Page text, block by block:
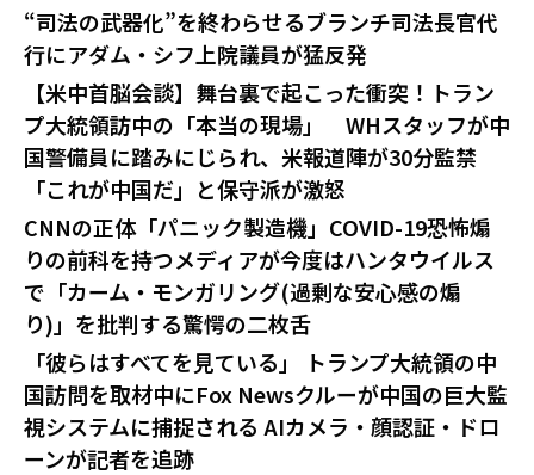
“司法の武器化”を終わらせるブランチ司法長官代
行にアダム・シフ上院議員が猛反発
【米中首脳会談】舞台裏で起こった衝突！トラン
プ大統領訪中の「本当の現場」 WHスタッフが中
国警備員に踏みにじられ、米報道陣が30分監禁
「これが中国だ」と保守派が激怒
CNNの正体「パニック製造機」COVID-19恐怖煽
りの前科を持つメディアが今度はハンタウイルス
で「カーム・モンガリング(過剰な安心感の煽
り)」を批判する驚愕の二枚舌
「彼らはすべてを見ている」 トランプ大統領の中
国訪問を取材中にFox Newsクルーが中国の巨大監
視システムに捕捉される AIカメラ・顔認証・ドロ
ーンが記者を追跡